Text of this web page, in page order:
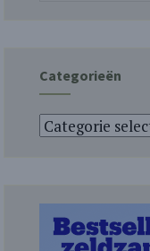
Categorieën
Categorieën